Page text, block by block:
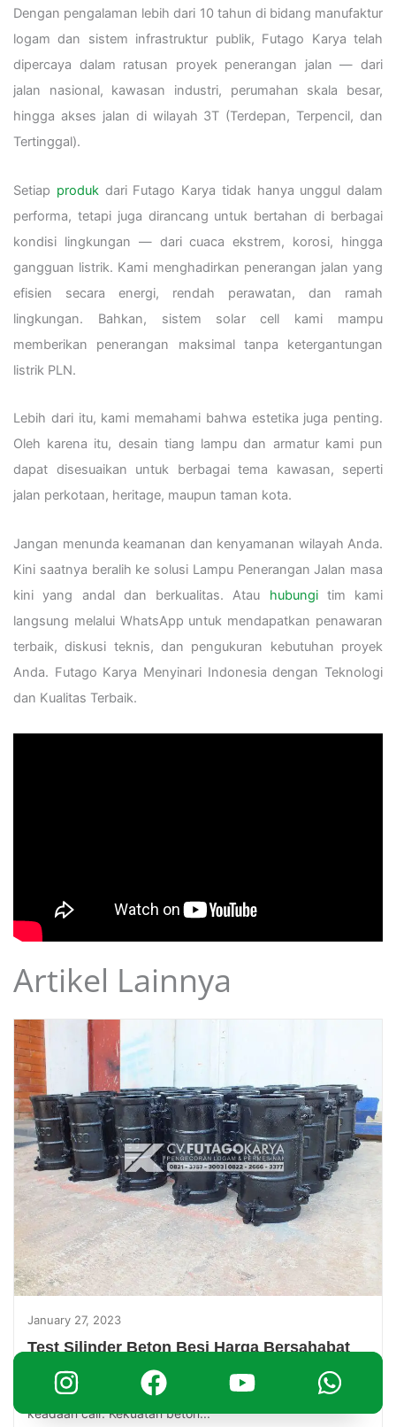
Dengan pengalaman lebih dari 10 tahun di bidang manufaktur
logam dan sistem infrastruktur publik, Futago Karya telah
dipercaya dalam ratusan proyek penerangan jalan — dari
jalan nasional, kawasan industri, perumahan skala besar,
hingga akses jalan di wilayah 3T (Terdepan, Terpencil, dan
Tertinggal).
Setiap produkdari Futago Karya tidak hanya unggul dalam
performa, tetapi juga dirancang untuk bertahan di berbagai
kondisi lingkungan — dari cuaca ekstrem, korosi, hingga
gangguan listrik. Kami menghadirkan penerangan jalan yang
efisien secara energi, rendah perawatan, dan ramah
lingkungan. Bahkan, sistem solar cell kami mampu
memberikan penerangan maksimal tanpa ketergantungan
listrik PLN.
Lebih dari itu, kami memahami bahwa estetika juga penting.
Oleh karena itu, desain tiang lampu dan armatur kami pun
dapat disesuaikan untuk berbagai tema kawasan, seperti
jalan perkotaan, heritage, maupun taman kota.
Jangan menunda keamanan dan kenyamanan wilayah Anda.
Kini saatnya beralih ke solusi Lampu Penerangan Jalan masa
kini yang andal dan berkualitas. Atau hubungitim kami
langsung melalui WhatsApp untuk mendapatkan penawaran
terbaik, diskusi teknis, dan pengukuran kebutuhan proyek
Anda. Futago Karya Menyinari Indonesia dengan Teknologi
dan Kualitas Terbaik.
Artikel Lainnya
January 27, 2023
Test Silinder Beton Besi Harga Bersahabat
Test beton silinder adalah metode yang digunakan untuk
menentukan kekuatan beton pada saat beton masih dalam
keadaan cair. Kekuatan beton...